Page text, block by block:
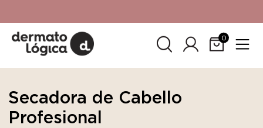
SkinCeuticals.
0
Secadora de Cabello
Profesional